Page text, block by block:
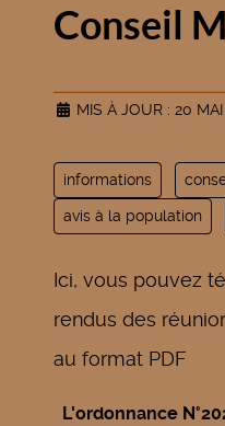
Conseil
MIS À JOUR : 20
informations
avis à la population
Ici, vous pouvez
rendus des
au format PDF
L'ordonnance